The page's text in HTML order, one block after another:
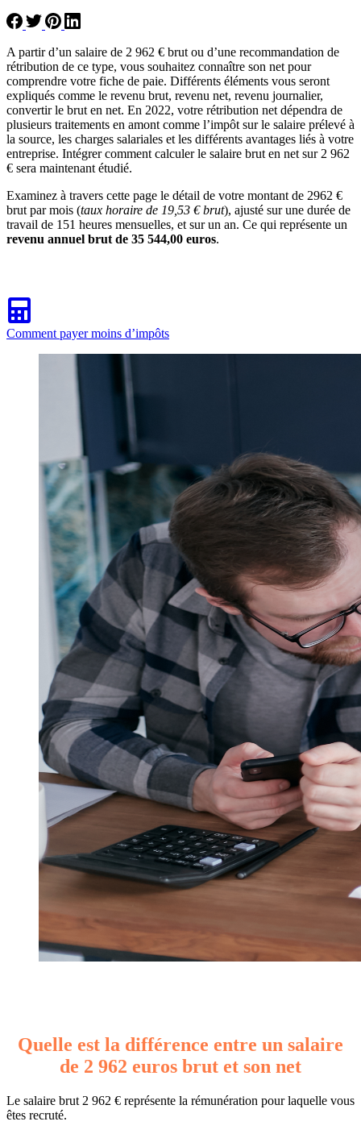
A partir d’un salaire de 2 962 € brut ou d’une recommandation de
rétribution de ce type, vous souhaitez connaître son net pour
comprendre votre fiche de paie. Différents éléments vous seront
expliqués comme le revenu brut, revenu net, revenu journalier,
convertir le brut en net. En 2022, votre rétribution net dépendra de
plusieurs traitements en amont comme l’impôt sur le salaire prélevé à
la source, les charges salariales et les différents avantages liés à votre
entreprise. Intégrer comment calculer le salaire brut en net sur 2 962
€ sera maintenant étudié.
Examinez à travers cette page le détail de votre montant de 2962 €
brut par mois (taux horaire de 19,53 € brut), ajusté sur une durée de
travail de 151 heures mensuelles, et sur un an. Ce qui représente un
revenu annuel brut de 35 544,00 euros.
Comment payer moins d’impôts
Quelle est la différence entre un salaire
de 2 962 euros brut et son net
Le salaire brut 2 962 € représente la rémunération pour laquelle vous
êtes recruté.